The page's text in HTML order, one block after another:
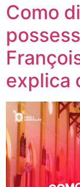
Como
explica